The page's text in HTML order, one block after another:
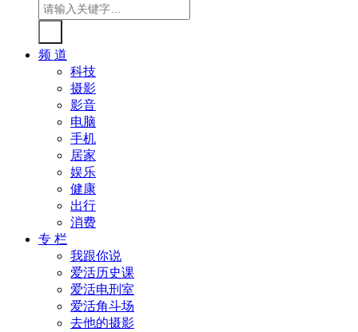
频 道
科技
摄影
影音
电脑
手机
居家
娱乐
健康
出行
消费
专 栏
我跟你说
爱活历史课
爱活电刑室
爱活角斗场
去他的摄影